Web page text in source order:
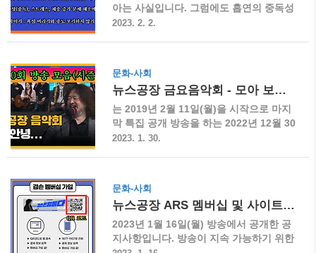
◈ 지급 방법 : 지역 화폐인 파주페이로 지급(온오프라인 신청) ◈
지급 기한 : 2023년 2월 말 ~ 6월 말 파주시 보도 자료 전국 지자
체..
아는 사실입니다. 그럼에도 흡연의 중독성
문제 등으로 실제 금연에 성공하기는 여러
▶ 각 기관의 발표마다 차이가 있지만 담
배에는 최소 4천에서 5천 또는 7천 종의
독성 및 발암물질 등의 인체에 유해한 화
학물질이 포함되어 있다고 합니다. ▶ 그
중에서도 담배 중독의 원인인 니코틴, 치
노화 등을 야기하는 일산화탄소가 대표적
인 물질입니다. ▶ 이 외에 이름만 들어도
걱정되는 아세톤, 나프타린, 청산가스, 벤
조피렌, 나프탈아민, 부탄, ..
2023. 2. 2.
문화-사회
뉴스공장 금요음악회 - 모아 보기 (시즌 1)
는 2019년 2월 11일(월)을 시작으로 마지
막 특집 공개 방송을 하는 2022년 12월 30
일(금)까지 총 180회가 방송되었습니다. 1
▶ 금요음악회 모태 : 2019년 02월 11일
(월) 임현정 피아니스트 첫 출연 ▶ 최다
출연자 : 임현정 총 25회(마지막 공개 방송
포함) ▶ 첫 금요일 방송 : 2019년 05월 03
일(금) 고상지 트리오 출연 방송부터 ▶ 금
2023. 1. 30.
문화-사회
뉴스공장 ARS 멤버십 및 사이트 안내
2023년 1월 16일(월) 방송에서 공개한 공
지사항입니다. 방송이 지속 가능하기 위한